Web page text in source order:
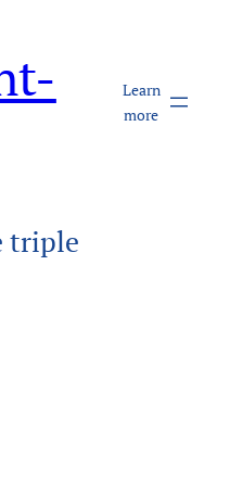
Learn
more
triple